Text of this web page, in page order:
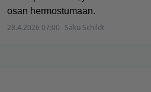
osan hermostumaan.
28.4.2026 07:00 Saku Schildt